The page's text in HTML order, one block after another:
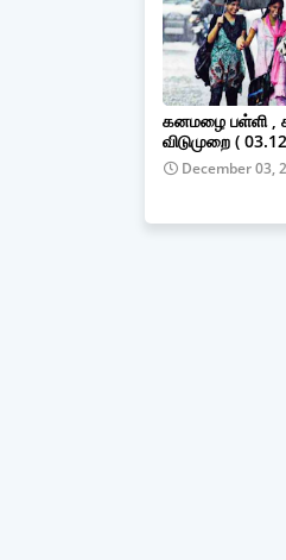
கனமழை பள்ளி ,
விடுமுறை (
December 03,